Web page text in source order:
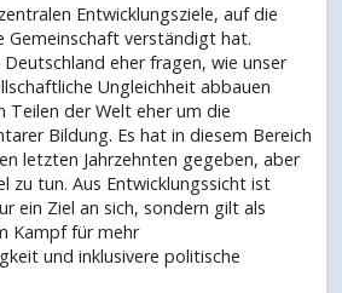
Entwicklungsziele, auf die
Gemeinschaft verständigt hat.
eher fragen, wie unser
Ungleichheit abbauen
Teilen der Welt eher um die
Bildung. Es hat in diesem Bereich
letzten Jahrzehnten gegeben, aber
zu tun. Aus Entwicklungssicht ist
ein Ziel an sich, sondern gilt als
Kampf für mehr
und inklusivere politische